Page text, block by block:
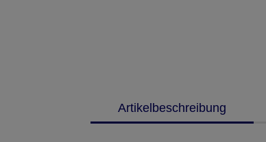
Artikelbeschreibung